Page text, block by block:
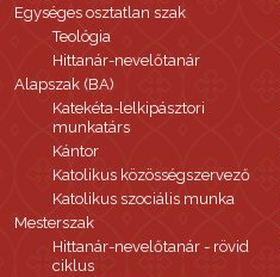
Egységes osztatlan szak
Teológia
Hittanár-nevelőtanár
Alapszak (BA)
Katekéta-lelkipásztori
munkatárs
Kántor
Katolikus közösségszervező
Katolikus szociális munka
Mesterszak
Hittanár-nevelőtanár - rövid
ciklus